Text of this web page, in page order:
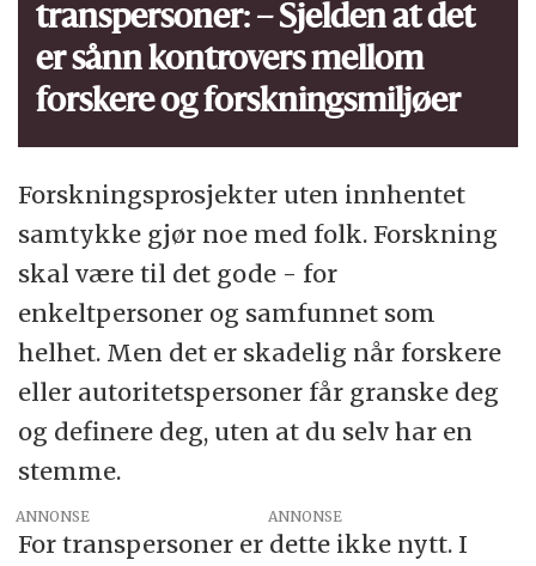
transpersoner: – Sjelden at det
er sånn kontrovers mellom
forskere og forskningsmiljøer
Forskningsprosjekter uten innhentet
samtykke gjør noe med folk. Forskning
skal være til det gode - for
enkeltpersoner og samfunnet som
helhet. Men det er skadelig når forskere
eller autoritetspersoner får granske deg
og definere deg, uten at du selv har en
stemme.
ANNONSE
For transpersoner er dette ikke nytt. I